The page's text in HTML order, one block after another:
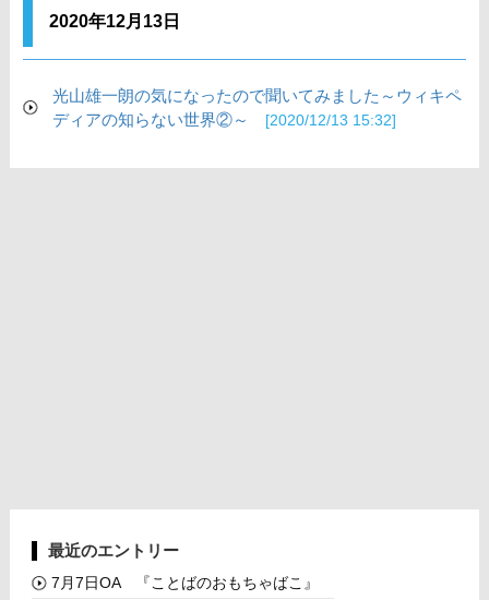
2020年12月13日
光山雄一朗の気になったので聞いてみました～ウィキペ
ディアの知らない世界②～
[2020/12/13 15:32]
最近のエントリー
7月7日OA 『ことばのおもちゃばこ』